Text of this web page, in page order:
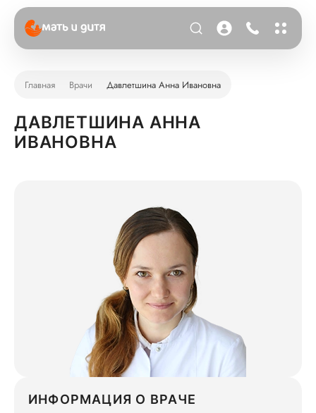
Главная Врачи Давлетшина Анна Ивановна
ДАВЛЕТШИНА АННА
ИВАНОВНА
ИНФОРМАЦИЯ О ВРАЧЕ